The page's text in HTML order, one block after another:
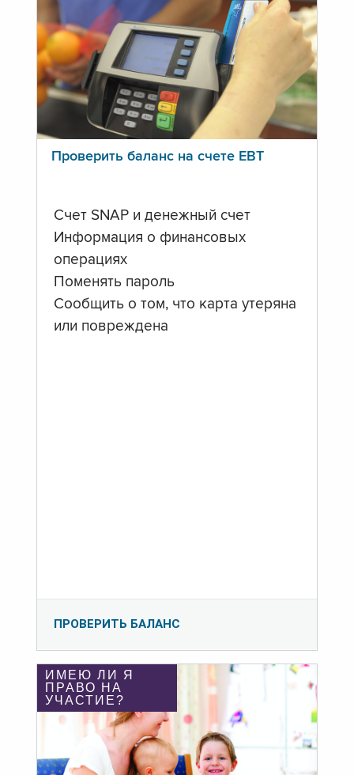
Проверить баланс на счете ЕВТ
Счет SNAP и денежный счет
Информация о финансовых
операциях
Поменять пароль
Сообщить о том, что карта утеряна
или повреждена
ПРОВЕРИТЬ БАЛАНС
ИМЕЮ ЛИ Я
ПРАВО НА
УЧАСТИЕ?